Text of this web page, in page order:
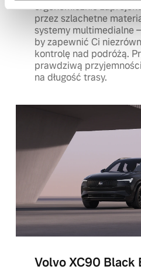
ergonomicznie
przez szlachetne
systemy multimedialne
by zapewnić Ci
kontrolę nad podróżą.
prawdziwą
na długość trasy.
Volvo XC90 Black